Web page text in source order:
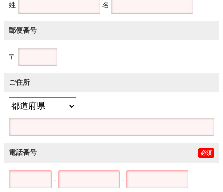
姓 名
郵便番号
〒
ご住所
電話番号 必須
- -